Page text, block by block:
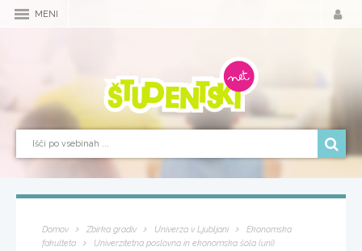
MENI
Domov Zbirka gradiv Univerza v Ljubljani
Ekonomska
fakulteta
Univerzitetna poslovna in ekonomska šola (uni)